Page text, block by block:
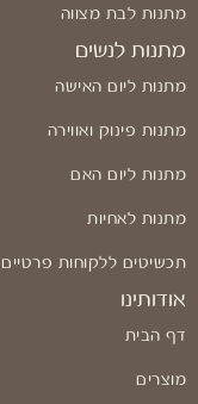
מתנות לבת מצווה
מתנות לנשים
מתנות ליום האישה
מתנות פינוק ואווירה
מתנות ליום האם
מתנות לאחיות
תכשיטים ללקוחות פרטיים
אודותינו
דף הבית
מוצרים